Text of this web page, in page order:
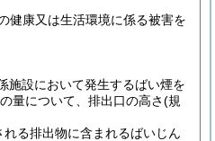
健康又は生活環境に係る被害を
施設において発生するばい煙を
量について、排出口の高さ(規
る排出物に含まれるばいじん